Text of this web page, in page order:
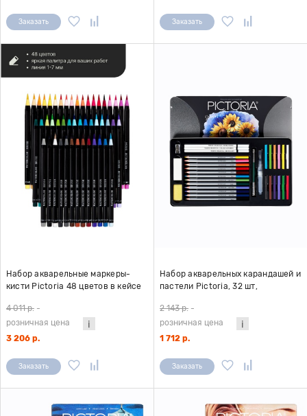
Заказать Заказать
Набор акварельные маркеры-
кисти Pictoria 48 цветов в кейсе
4 011 р. -
розничная цена
3 206 р.
Заказать
Набор акварельных карандашей и
пастели Pictoria, 32 шт,
2 143 р. -
розничная цена
1 712 р.
Заказать